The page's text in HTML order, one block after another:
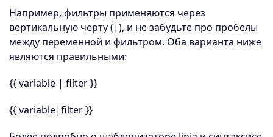
Например, фильтры применяются через
вертикальную черту (|), и не забудьте про пробелы
между переменной и фильтром. Оба варианта ниже
являются правильными:
{{ variable | filter }}
{{ variable|filter }}